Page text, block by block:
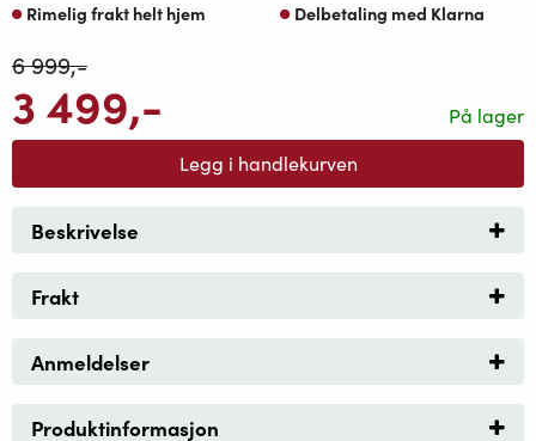
Rimelig frakt helt hjem
Delbetaling med Klarna
På lager
6 999,-
3 499,-
Legg i handlekurven
Beskrivelse
Frakt
Anmeldelser
Produktinformasjon